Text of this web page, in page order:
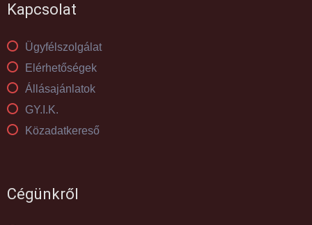
Kapcsolat
Ügyfélszolgálat
Elérhetőségek
Állásajánlatok
GY.I.K.
Közadatkereső
Cégünkről